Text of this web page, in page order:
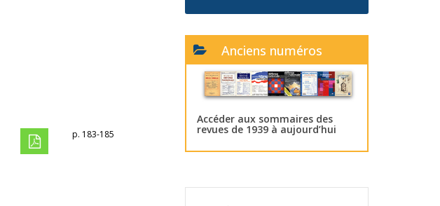
p. 183-185
Anciens numéros
Accéder aux sommaires des
revues de 1939 à aujourd’hui